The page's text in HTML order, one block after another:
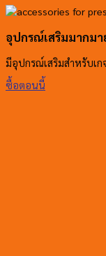
อุปกรณ์เสริมมากมา
มีอุปกรณ์เสริมสำหรับเ
ซื้อตอนนี้